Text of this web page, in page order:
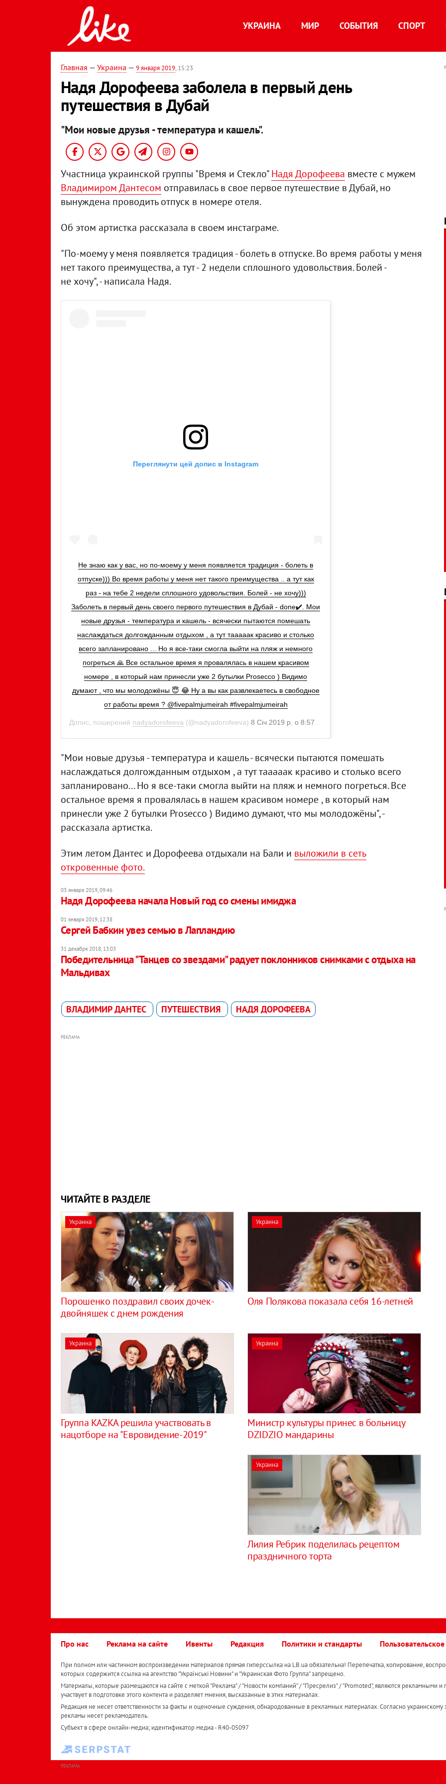
УКРАИНА МИР СОБЫТИЯ СПОРТ
Главная — Украина — 9 января 2019, 15:23
Надя Дорофеева заболела в первый день
путешествия в Дубай
"Мои новые друзья - температура и кашель".
Участница украинской группы "Время и Стекло"Надя Дорофеева вместе с мужем
Владимиром Дантесом отправилась в свое первое путешествие в Дубай, но
вынуждена проводить отпуск в номере отеля.
Об этом артистка рассказала в своем инстаграме.
"По-моему у меня появляется традиция - болеть в отпуске. Во время работы у меня
нет такого преимущества, а тут - 2 недели сплошного удовольствия. Болей -
не хочу", - написала Надя.
Переглянути цей допис в Instagram
Не знаю как у вас, но по-моему у меня появляется традиция - болеть в
отпуске))) Во время работы у меня нет такого преимущества .. а тут как
раз - на тебе 2 недели сплошного удовольствия. Болей - не хочу)))
Заболеть в первый день своего первого путешествия в Дубай - done✔️. Мои
новые друзья - температура и кашель - всячески пытаются помешать
наслаждаться долгожданным отдыхом , а тут тааааак красиво и столько
всего запланировано ... Но я все-таки смогла выйти на пляж и немного
погреться 🙏 Все остальное время я провалялась в нашем красивом
номере , в который нам принесли уже 2 бутылки Prosecco ) Видимо
думают , что мы молодожёны 😇 😂 Ну а вы как развлекаетесь в свободное
от работы время ? @fivepalmjumeirah #fivepalmjumeirah
Допис, поширений nadyadorofeeva (@nadyadorofeeva) 8 Січ 2019 р. о 8:57 PST
"Мои новые друзья - температура и кашель - всячески пытаются помешать
наслаждаться долгожданным отдыхом , а тут тааааак красиво и столько всего
запланировано... Но я все-таки смогла выйти на пляж и немного погреться. Все
остальное время я провалялась в нашем красивом номере , в который нам
принесли уже 2 бутылки Prosecco ) Видимо думают, что мы молодожёны", -
рассказала артистка.
Этим летом Дантес и Дорофеева отдыхали на Бали и выложили в сеть
откровенные фото.
03 января 2019, 09:46
Надя Дорофеева начала Новый год со смены имиджа
01 января 2019, 12:38
Сергей Бабкин увез семью в Лапландию
31 декабря 2018, 13:03
Победительница "Танцев со звездами" радует поклонников снимками с отдыха на
Мальдивах
ВЛАДИМИР ДАНТЕС ПУТЕШЕСТВИЯ НАДЯ ДОРОФЕЕВА
РЕКЛАМА
ЧИТАЙТЕ В РАЗДЕЛЕ
Украина
Порошенко поздравил своих дочек-
двойняшек с днем рождения
Украина
Оля Полякова показала себя 16-летней
Украина
Группа KAZKA решила участвовать в
нацотборе на "Евровидение-2019"
Украина
Министр культуры принес в больницу
DZIDZIO мандарины
Украина
Лилия Ребрик поделилась рецептом
праздничного торта
Про нас Реклама на сайте Ивенты Редакция Политики и стандарты
При полном или частичном воспроизведении материалов прямая гиперссылка на LB.ua обязательна! Перепечатка, копирование,
которых содержится ссылка на агентство "Українськi Новини" и "Украинская Фото Группа" запрещено.
Материалы, которые размещаются на сайте с меткой "Реклама" / "Новости компаний" / "Пресрелиз" / "Promoted", являются рекламными и
участвует в подготовке этого контента и разделяет мнения, высказанные в этих материалах.
Редакция не несет ответственности за факты и оценочные суждения, обнародованные в рекламных материалах. Согласно украинскому
рекламы несет рекламодатель.
Субъект в сфере онлайн-медиа; идентификатор медиа - R40-05097
РЕКЛАМА